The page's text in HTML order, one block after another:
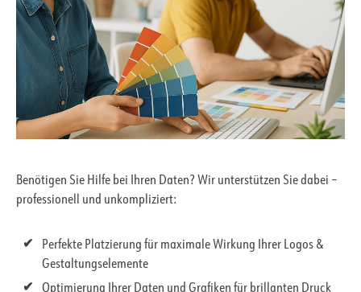
Benötigen Sie Hilfe bei Ihren Daten? Wir unterstützen Sie dabei –
professionell und unkompliziert:
Perfekte Platzierung für maximale Wirkung Ihrer Logos &
Gestaltungselemente
Optimierung Ihrer Daten und Grafiken für brillanten Druck